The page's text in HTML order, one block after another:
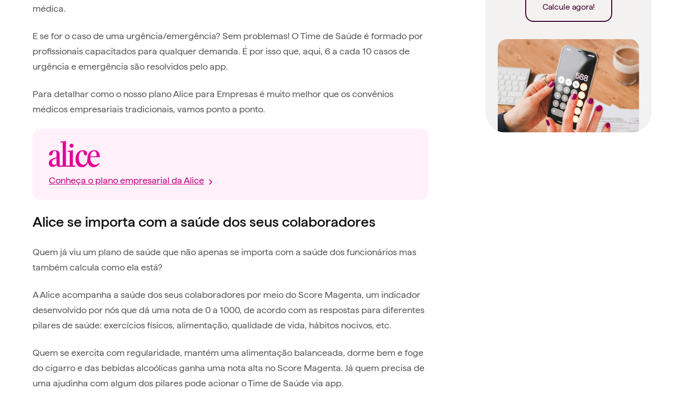
médica.
E se for o caso de uma urgência/emergência? Sem problemas! O Time de Saúde é formado por
profissionais capacitados para qualquer demanda. É por isso que, aqui, 6 a cada 10 casos de
urgência e emergência são resolvidos pelo app.
Para detalhar como o nosso plano Alice para Empresas é muito melhor que os convênios
médicos empresariais tradicionais, vamos ponto a ponto.
Conheça o plano empresarial da Alice
Alice se importa com a saúde dos seus colaboradores
Quem já viu um plano de saúde que não apenas se importa com a saúde dos funcionários mas
também calcula como ela está?
A Alice acompanha a saúde dos seus colaboradores por meio do Score Magenta, um indicador
desenvolvido por nós que dá uma nota de 0 a 1000, de acordo com as respostas para diferentes
pilares de saúde: exercícios físicos, alimentação, qualidade de vida, hábitos nocivos, etc.
Quem se exercita com regularidade, mantém uma alimentação balanceada, dorme bem e foge
do cigarro e das bebidas alcoólicas ganha uma nota alta no Score Magenta. Já quem precisa de
uma ajudinha com algum dos pilares pode acionar o Time de Saúde via app.
Calcule agora!